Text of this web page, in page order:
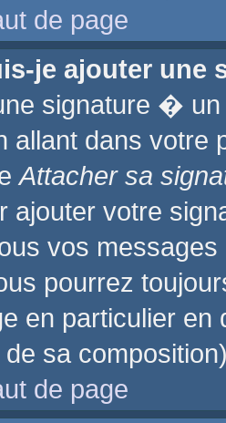
de page
je ajouter une
signature �
allant dans
Attacher sa
ajouter votre
vos
pourrez
en particulier
sa
de page